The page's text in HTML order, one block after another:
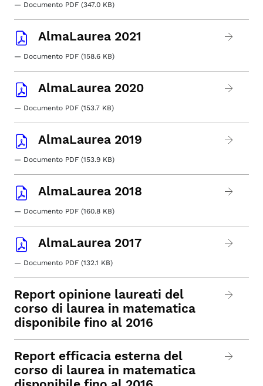
— Documento PDF (347.0 KB)
AlmaLaurea 2021
— Documento PDF (158.6 KB)
AlmaLaurea 2020
— Documento PDF (153.7 KB)
AlmaLaurea 2019
— Documento PDF (153.9 KB)
AlmaLaurea 2018
— Documento PDF (160.8 KB)
AlmaLaurea 2017
— Documento PDF (132.1 KB)
Report opinione laureati del
corso di laurea in matematica
disponibile fino al 2016
Report efficacia esterna del
corso di laurea in matematica